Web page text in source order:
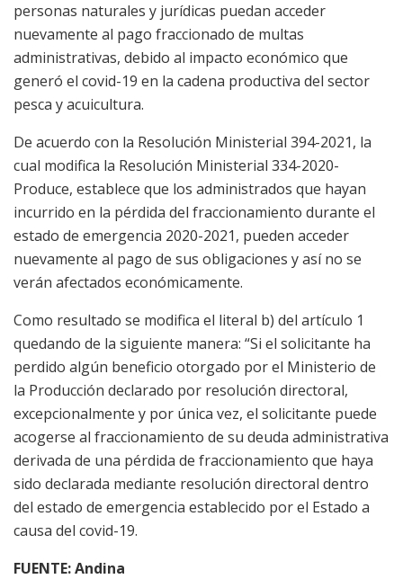
personas naturales y jurídicas puedan acceder
nuevamente al pago fraccionado de multas
administrativas, debido al impacto económico que
generó el covid-19 en la cadena productiva del sector
pesca y acuicultura.
De acuerdo con la Resolución Ministerial 394-2021, la
cual modifica la Resolución Ministerial 334-2020-
Produce, establece que los administrados que hayan
incurrido en la pérdida del fraccionamiento durante el
estado de emergencia 2020-2021, pueden acceder
nuevamente al pago de sus obligaciones y así no se
verán afectados económicamente.
Como resultado se modifica el literal b) del artículo 1
quedando de la siguiente manera: “Si el solicitante ha
perdido algún beneficio otorgado por el Ministerio de
la Producción declarado por resolución directoral,
excepcionalmente y por única vez, el solicitante puede
acogerse al fraccionamiento de su deuda administrativa
derivada de una pérdida de fraccionamiento que haya
sido declarada mediante resolución directoral dentro
del estado de emergencia establecido por el Estado a
causa del covid-19.
FUENTE: Andina